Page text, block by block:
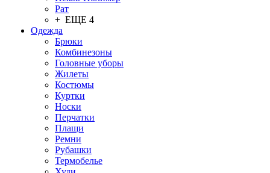
Рат
+ ЕЩЕ 4
Одежда
Брюки
Комбинезоны
Головные уборы
Жилеты
Костюмы
Куртки
Носки
Перчатки
Плащи
Ремни
Рубашки
Термобелье